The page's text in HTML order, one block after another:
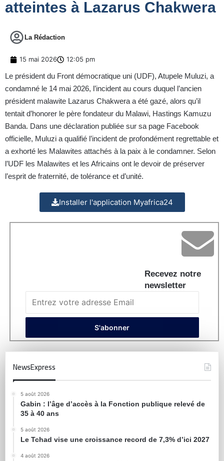
atteintes à Lazarus Chakwera
La Rédaction
15 mai 2026 12:05 pm
Le président du Front démocratique uni (UDF), Atupele Muluzi, a
condamné le 14 mai 2026, l’incident au cours duquel l’ancien
président malawite Lazarus Chakwera a été gazé, alors qu’il
tentait d’honorer le père fondateur du Malawi, Hastings Kamuzu
Banda. Dans une déclaration publiée sur sa page Facebook
officielle, Muluzi a qualifié l’incident de profondément regrettable et
a exhorté les Malawites attachés à la paix à le condamner. Selon
l’UDF les Malawites et les Africains ont le devoir de préserver
l’esprit de fraternité, de tolérance et d’unité.
Installer l'application Myafrica24
Recevez notre
newsletter
NewsExpress
5 août 2026
Gabin : l’âge d’accès à la Fonction publique relevé de
35 à 40 ans
5 août 2026
Le Tchad vise une croissance record de 7,3% d’ici 2027
4 août 2026